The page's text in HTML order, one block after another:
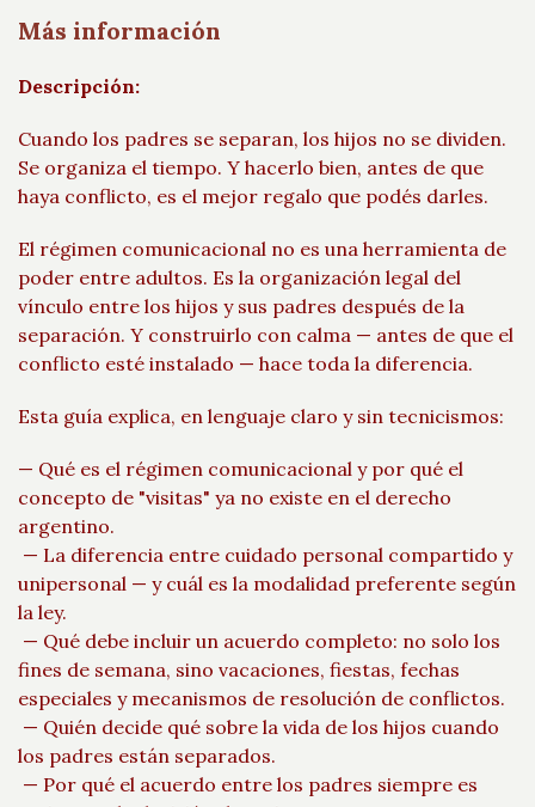
Más información
Descripción:
Cuando los padres se separan, los hijos no se dividen.
Se organiza el tiempo. Y hacerlo bien, antes de que
haya conflicto, es el mejor regalo que podés darles.
El régimen comunicacional no es una herramienta de
poder entre adultos. Es la organización legal del
vínculo entre los hijos y sus padres después de la
separación. Y construirlo con calma — antes de que el
conflicto esté instalado — hace toda la diferencia.
Esta guía explica, en lenguaje claro y sin tecnicismos:
— Qué es el régimen comunicacional y por qué el
concepto de "visitas" ya no existe en el derecho
argentino.
— La diferencia entre cuidado personal compartido y
unipersonal — y cuál es la modalidad preferente según
la ley.
— Qué debe incluir un acuerdo completo: no solo los
fines de semana, sino vacaciones, fiestas, fechas
especiales y mecanismos de resolución de conflictos.
— Quién decide qué sobre la vida de los hijos cuando
los padres están separados.
— Por qué el acuerdo entre los padres siempre es